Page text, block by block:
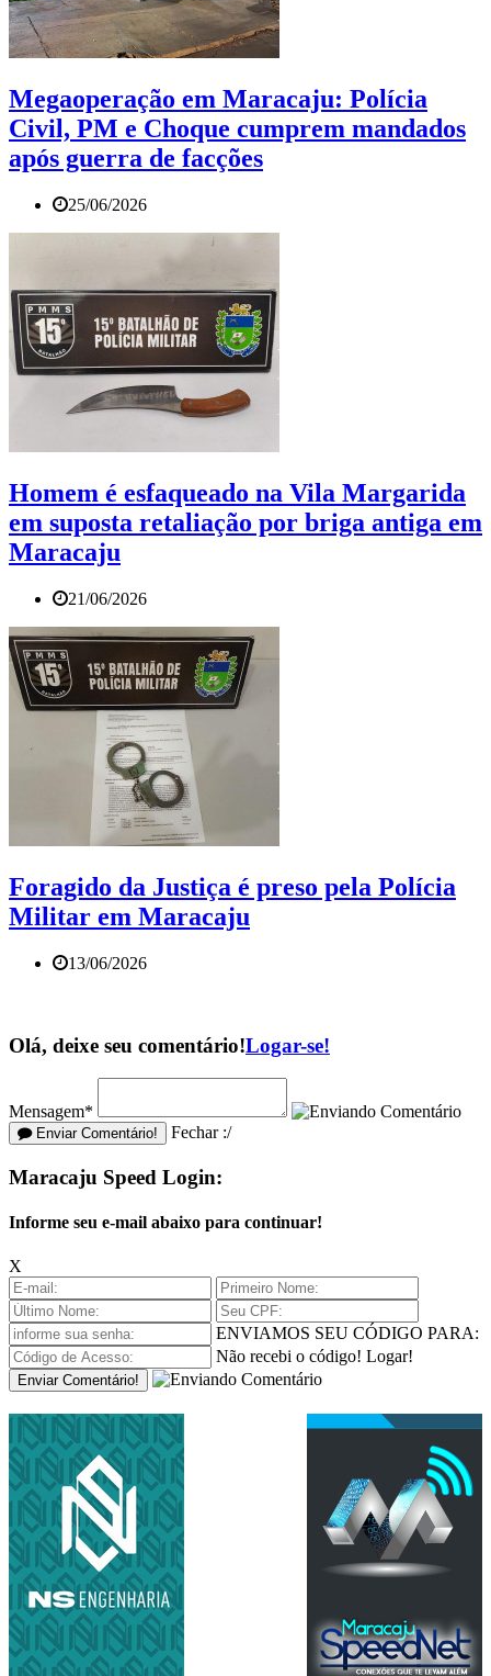
Megaoperação em Maracaju: Polícia
Civil, PM e Choque cumprem mandados
após guerra de facções
25/06/2026
Homem é esfaqueado na Vila Margarida
em suposta retaliação por briga antiga em
Maracaju
21/06/2026
Foragido da Justiça é preso pela Polícia
Militar em Maracaju
13/06/2026
Olá, deixe seu comentário!Logar-se!
Mensagem*
Enviar Comentário! Fechar :/
Maracaju Speed Login:
Informe seu e-mail abaixo para continuar!
X
ENVIAMOS SEU CÓDIGO PARA:
Não recebi o código! Logar!
Enviar Comentário!